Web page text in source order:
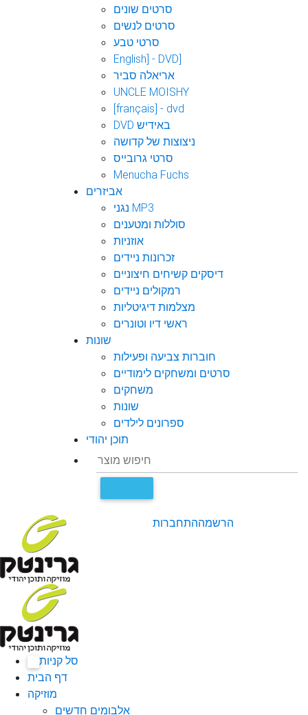
סרטים שונים
סרטים לנשים
סרטי טבע
English] - DVD]
אריאלה סביר
UNCLE MOISHY
[français] - dvd
DVD באידיש
ניצוצות של קדושה
סרטי גרובייס
Menucha Fuchs
אביזרים
נגני MP3
סוללות ומטענים
אוזניות
זכרונות ניידים
דיסקים קשיחים חיצוניים
רמקולים ניידים
מצלמות דיגיטליות
ראשי דיו וטונרים
שונות
חוברות צביעה ופעילות
סרטים ומשחקים לימודיים
משחקים
שונות
ספרונים לילדים
תוכן יהודי
התחברותהרשמה
סל קניות
דף הבית
מוזיקה
אלבומים חדשים